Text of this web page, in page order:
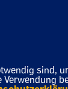
sind,